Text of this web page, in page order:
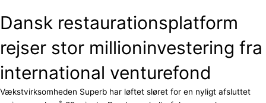
Dansk restaurationsplatform
rejser stor millioninvestering fra
international venturefond
Vækstvirksomheden Superb har løftet sløret for en nyligt afsluttet